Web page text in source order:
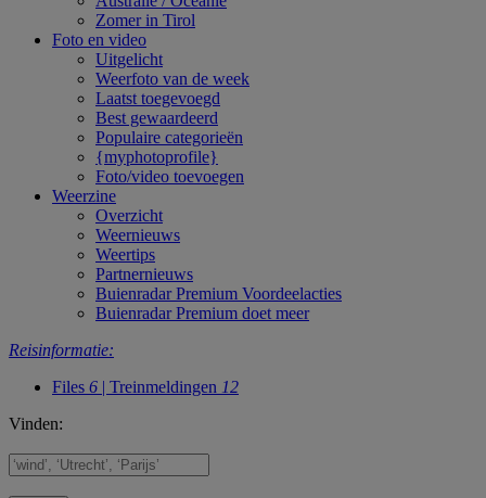
Zomer in Tirol
Foto en video
Uitgelicht
Weerfoto van de week
Laatst toegevoegd
Best gewaardeerd
Populaire categorieën
{myphotoprofile}
Foto/video toevoegen
Weerzine
Overzicht
Weernieuws
Weertips
Partnernieuws
Buienradar Premium Voordeelacties
Buienradar Premium doet meer
Reisinformatie:
Files 6 | Treinmeldingen 12
Vinden: